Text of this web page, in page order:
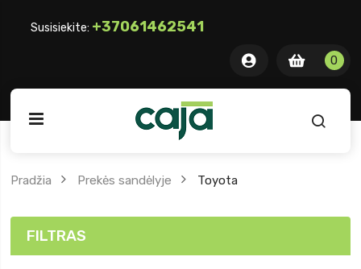
Susisiekite: +37061462541
0 item
00
Pradžia Prekės sandėlyje Toyota
FILTRAS